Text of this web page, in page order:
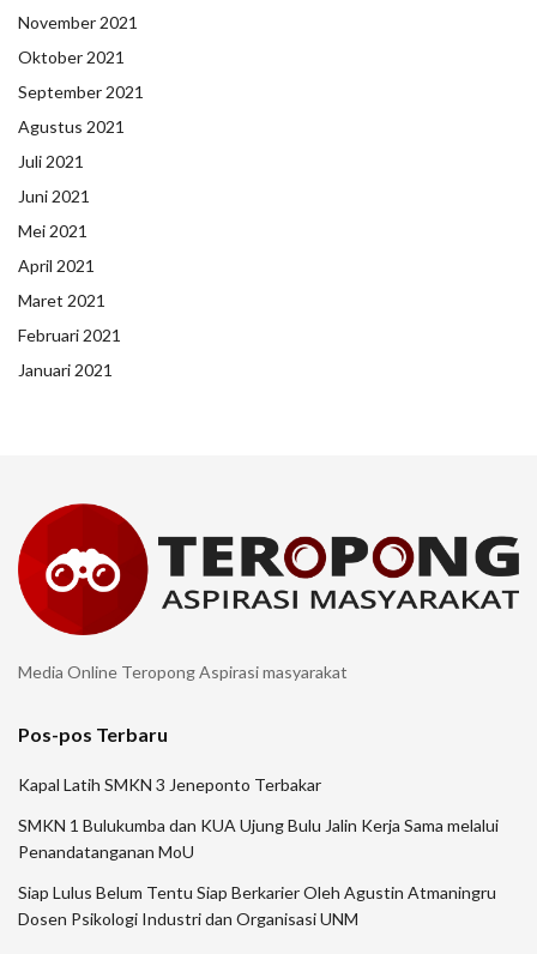
November 2021
Oktober 2021
September 2021
Agustus 2021
Juli 2021
Juni 2021
Mei 2021
April 2021
Maret 2021
Februari 2021
Januari 2021
Media Online Teropong Aspirasi masyarakat
Pos-pos Terbaru
Kapal Latih SMKN 3 Jeneponto Terbakar
SMKN 1 Bulukumba dan KUA Ujung Bulu Jalin Kerja Sama melalui
Penandatanganan MoU
Siap Lulus Belum Tentu Siap Berkarier Oleh Agustin Atmaningru
Dosen Psikologi Industri dan Organisasi UNM